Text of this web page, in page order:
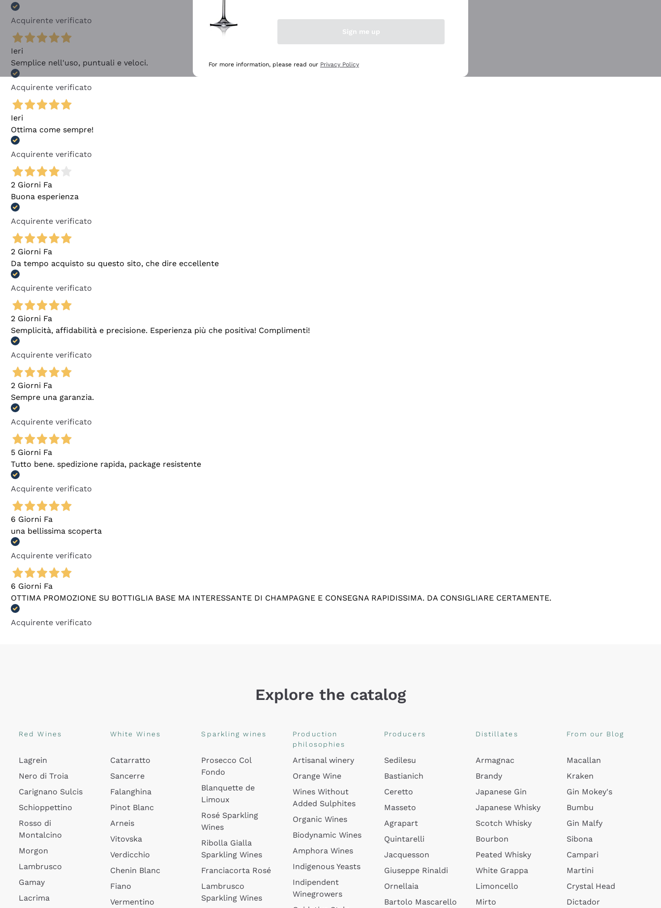
Acquirente verificato
Ieri
Semplice nell'uso, puntuali e veloci.
Acquirente verificato
Ieri
Ottima come sempre!
Acquirente verificato
2 Giorni Fa
Buona esperienza
Acquirente verificato
2 Giorni Fa
Da tempo acquisto su questo sito, che dire eccellente
Acquirente verificato
2 Giorni Fa
Semplicità, affidabilità e precisione. Esperienza più che positiva! Complimenti!
Acquirente verificato
2 Giorni Fa
Sempre una garanzia.
Acquirente verificato
5 Giorni Fa
Tutto bene. spedizione rapida, package resistente
Acquirente verificato
6 Giorni Fa
una bellissima scoperta
Acquirente verificato
6 Giorni Fa
OTTIMA PROMOZIONE SU BOTTIGLIA BASE MA INTERESSANTE DI CHAMPAGNE E CONSEGNA RAPIDISSIMA. DA CONSIGLIARE CERTAMENTE.
Acquirente verificato
Explore the catalog
Red Wines
Lagrein
Nero di Troia
Carignano Sulcis
Schioppettino
Rosso di
Montalcino
Morgon
Lambrusco
Gamay
Lacrima
White Wines
Catarratto
Sancerre
Falanghina
Pinot Blanc
Arneis
Vitovska
Verdicchio
Chenin Blanc
Fiano
Vermentino
Sparkling wines
Prosecco Col
Fondo
Blanquette de
Limoux
Rosé Sparkling
Wines
Ribolla Gialla
Sparkling Wines
Franciacorta Rosé
Lambrusco
Sparkling Wines
Production
philosophies
Artisanal winery
Orange Wine
Wines Without
Added Sulphites
Organic Wines
Biodynamic Wines
Amphora Wines
Indigenous Yeasts
Indipendent
Winegrowers
Producers
Sedilesu
Bastianich
Ceretto
Masseto
Agrapart
Quintarelli
Jacquesson
Giuseppe Rinaldi
Ornellaia
Bartolo Mascarello
Distillates
Armagnac
Brandy
Japanese Gin
Japanese Whisky
Scotch Whisky
Bourbon
Peated Whisky
White Grappa
Limoncello
Mirto
From our Blog
Macallan
Kraken
Gin Mokey's
Bumbu
Gin Malfy
Sibona
Campari
Martini
Crystal Head
Dictador
Sign me up
For more information, please read our Privacy Policy